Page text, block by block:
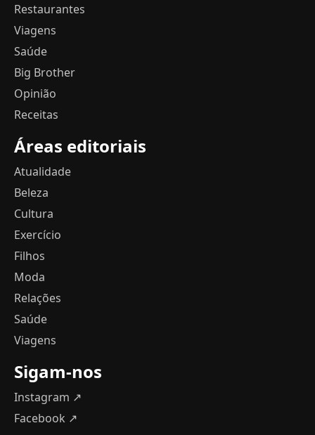
Restaurantes
Viagens
Saúde
Big Brother
Opinião
Receitas
Áreas editoriais
Atualidade
Beleza
Cultura
Exercício
Filhos
Moda
Relações
Saúde
Viagens
Sigam-nos
Instagram ↗
Facebook ↗